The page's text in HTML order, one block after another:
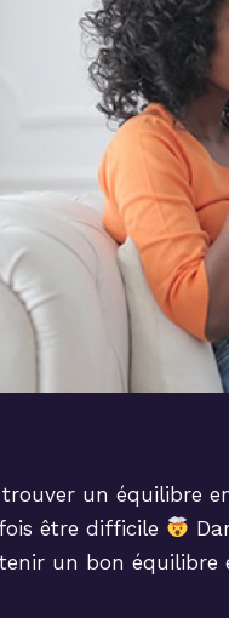
un équilibre
être difficile
un bon équilibre